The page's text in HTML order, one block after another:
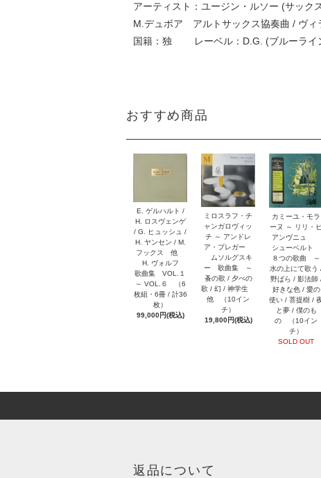
アーティスト：ユージン・ルソー (サッ
M.デュボア アルトサックス協奏曲 / ヴ
国籍：独 レーベル：D.G. (ブルー
おすすめ商品
E. ゲルハルト /
H. ロスヴェンゲ
/ G. ヒュッシュ /
H. ヤンセン / M.
フックス 他
H. ヴォルフ
歌曲集 VOL.１
～ VOL.６ （6
枚組・6冊 / 計36
枚）
99,000円(税込)
ミロスラフ・チ
ャンガロヴィッ
チ ～ アンドレ
ア・プレガー
ムソルグスキ
ー 歌曲集 ～
蚤の歌 / 夕べの
歌 / 幻 / 神学生
他 （10イン
チ）
19,800円(税込)
カミーユ・モラ
ーヌ ～ リリ・
アンヴニュ
シューベルト
８つの歌曲 ～
水の上にて歌う
野ばら / 影法師
好きな色 / 愛の
使い / 菩提樹 /
と夢 / 僕のも
の （10イン
チ）
SOLD OUT
返品について